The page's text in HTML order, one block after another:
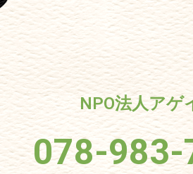
NPO法人アゲ
078-983-